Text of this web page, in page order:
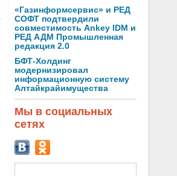
«Газинформсервис» и РЕД
СОФТ подтвердили
совместимость Ankey IDM и
РЕД АДМ Промышленная
редакция 2.0
БФТ-Холдинг
модернизировал
информационную систему
Алтайкрайимущества
Мы в социальных
сетях